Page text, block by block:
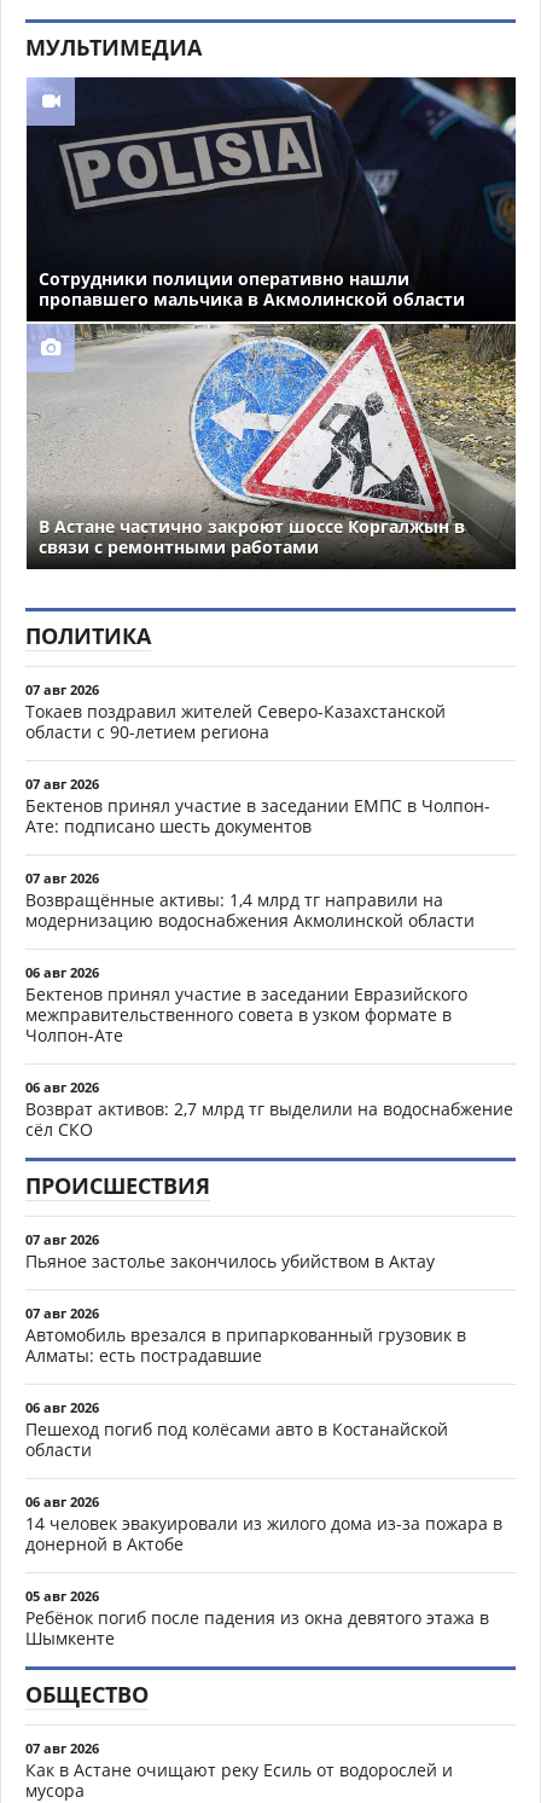
МУЛЬТИМЕДИА
Сотрудники полиции оперативно нашли
пропавшего мальчика в Акмолинской области
В Астане частично закроют шоссе Коргалжын в
связи с ремонтными работами
ПОЛИТИКА
07 авг 2026
Токаев поздравил жителей Северо-Казахстанской
области с 90-летием региона
07 авг 2026
Бектенов принял участие в заседании ЕМПС в Чолпон-
Ате: подписано шесть документов
07 авг 2026
Возвращённые активы: 1,4 млрд тг направили на
модернизацию водоснабжения Акмолинской области
06 авг 2026
Бектенов принял участие в заседании Евразийского
межправительственного совета в узком формате в
Чолпон-Ате
06 авг 2026
Возврат активов: 2,7 млрд тг выделили на водоснабжение
сёл СКО
ПРОИСШЕСТВИЯ
07 авг 2026
Пьяное застолье закончилось убийством в Актау
07 авг 2026
Автомобиль врезался в припаркованный грузовик в
Алматы: есть пострадавшие
06 авг 2026
Пешеход погиб под колёсами авто в Костанайской
области
06 авг 2026
14 человек эвакуировали из жилого дома из-за пожара в
донерной в Актобе
05 авг 2026
Ребёнок погиб после падения из окна девятого этажа в
Шымкенте
ОБЩЕСТВО
07 авг 2026
Как в Астане очищают реку Есиль от водорослей и
мусора